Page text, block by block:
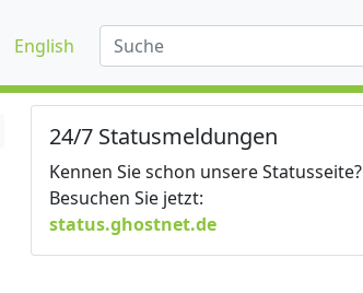
English
24/7 Statusmeldungen
Kennen Sie schon unsere Statusseite?
Besuchen Sie jetzt:
status.ghostnet.de